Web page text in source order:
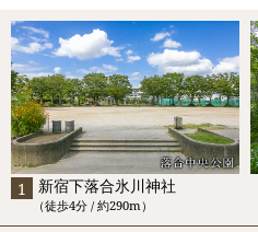
新宿下落合氷川神社
（徒歩4分 / 約290m）